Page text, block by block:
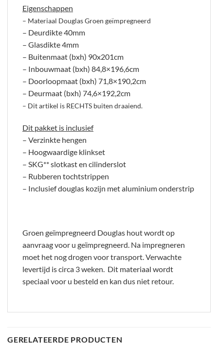
Eigenschappen
– Materiaal Douglas Groen geïmpregneerd
– Deurdikte 40mm
– Glasdikte 4mm
– Buitenmaat (bxh) 90x201cm
– Inbouwmaat (bxh) 84,8×196,6cm
– Doorloopmaat (bxh) 71,8×190,2cm
– Deurmaat (bxh) 74,6×192,2cm
– Dit artikel is RECHTS buiten draaiend.
Dit pakket is inclusief
– Verzinkte hengen
– Hoogwaardige klinkset
– SKG** slotkast en cilinderslot
– Rubberen tochtstrippen
– Inclusief douglas kozijn met aluminium onderstrip
Groen geïmpregneerd Douglas hout wordt op
aanvraag voor u geïmpregneerd. Na impregneren
moet het nog drogen voor transport. Verwachte
levertijd is circa 3 weken. Dit materiaal wordt
speciaal voor u besteld en kan dus niet retour.
GERELATEERDE PRODUCTEN